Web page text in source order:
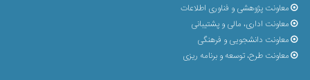
معاونت پژوهشی و فناوری اطلاعات
معاونت اداری، مالی و پشتیبانی
معاونت دانشجویی و فرهنگی
معاونت طرح، توسعه و برنامه ریزی